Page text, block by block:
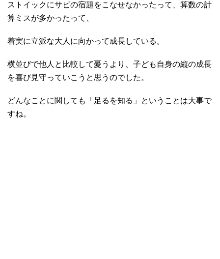
ストイックにサピの宿題をこなせなかったって、算数の計
算ミスが多かったって、
着実に立派な大人に向かって成長している。
横並びで他人と比較して憂うより、子ども自身の縦の成長
を喜び見守っていこうと思うのでした。
どんなことに関しても「足るを知る」ということは大事で
すね。